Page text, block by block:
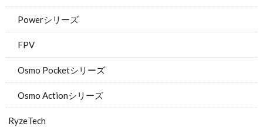
Powerシリーズ
FPV
Osmo Pocketシリーズ
Osmo Actionシリーズ
RyzeTech